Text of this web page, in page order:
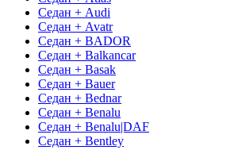
Седан + Audi
Седан + Avatr
Седан + BADOR
Седан + Balkancar
Седан + Basak
Седан + Bauer
Седан + Bednar
Седан + Benalu
Седан + Benalu|DAF
Седан + Bentley